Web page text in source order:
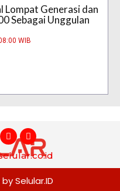
Lompat Generasi dan
Sebagai Unggulan
WIB
Selular.ID